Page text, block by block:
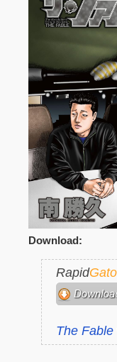
Download:
Rapid
The